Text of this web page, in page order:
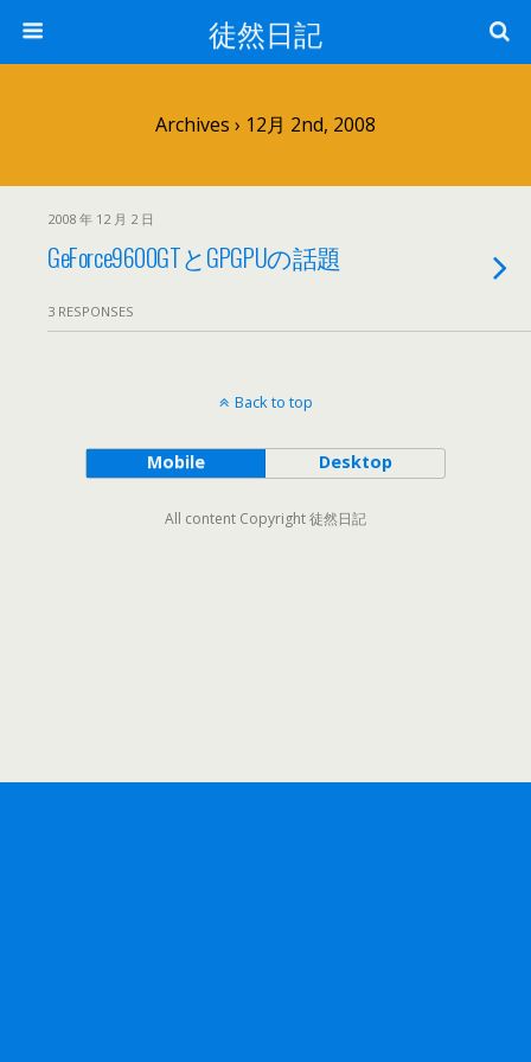
徒然日記
Archives › 12月 2nd, 2008
2008 年 12 月 2 日
GeForce9600GTとGPGPUの話題
3 RESPONSES
Back to top
Mobile Desktop
All content Copyright 徒然日記